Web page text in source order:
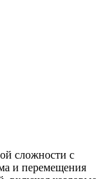
сложности с
и перемещения